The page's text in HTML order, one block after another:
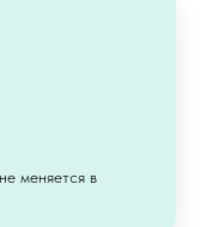
меняется в